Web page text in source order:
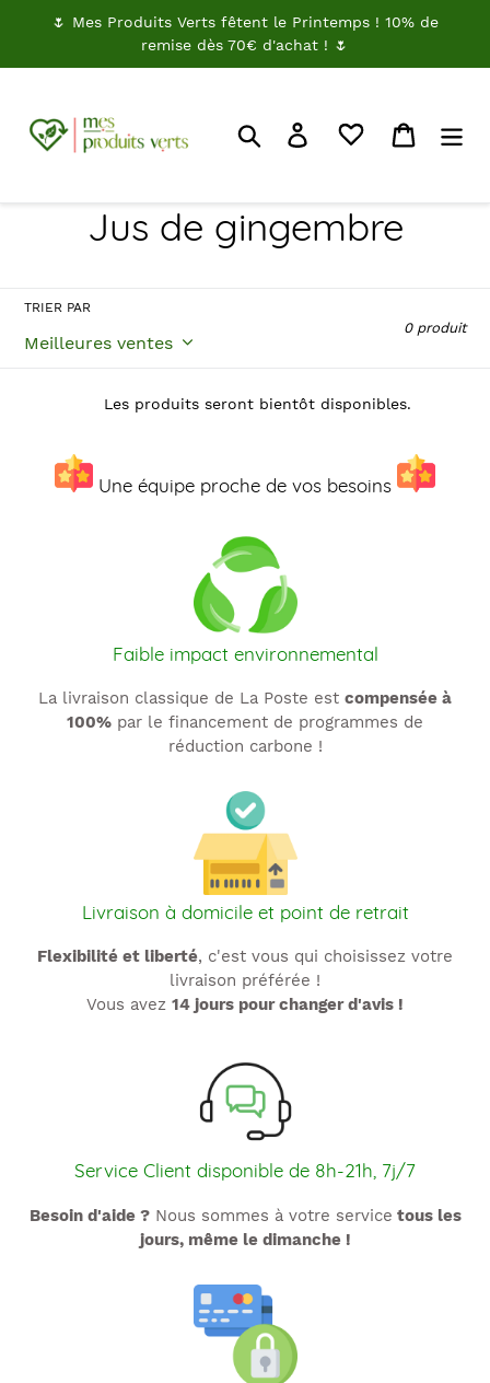
🌷 Mes Produits Verts fêtent le Printemps ! 10% de
remise dès 70€ d'achat ! 🌷
RechercherJe me connectePanier
C
l
l
e
c
t
:
Jus de gingembre
TRIER PAR
0 produit
Les produits seront bientôt disponibles.
Une équipe proche de vos besoins
Faible impact environnemental
La livraison classique de La Poste est compensée à
100% par le financement de programmes de
réduction carbone !
Livraison à domicile et point de retrait
Flexibilité et liberté, c'est vous qui choisissez votre
livraison préférée !
Vous avez 14 jours pour changer d'avis !
Service Client disponible de 8h-21h, 7j/7
Besoin d'aide ?Nous sommes à votre service tous les
jours, même le dimanche !